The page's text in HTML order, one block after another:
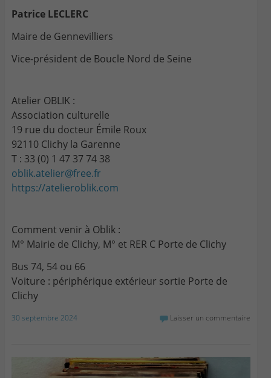
Patrice LECLERC
Maire de Gennevilliers
Vice-président de Boucle Nord de Seine
Atelier OBLIK :
Association culturelle
19 rue du docteur Émile Roux
92110 Clichy la Garenne
T : 33 (0) 1 47 37 74 38
oblik.atelier@free.fr
https://atelieroblik.com
Comment venir à Oblik :
M° Mairie de Clichy, M° et RER C Porte de Clichy
Bus 74, 54 ou 66
Voiture : périphérique extérieur sortie Porte de
Clichy
30 septembre 2024 Laisser un commentaire